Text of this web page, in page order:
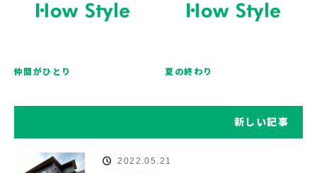
仲間がひとり 夏の終わり
新しい記事
2022.05.21